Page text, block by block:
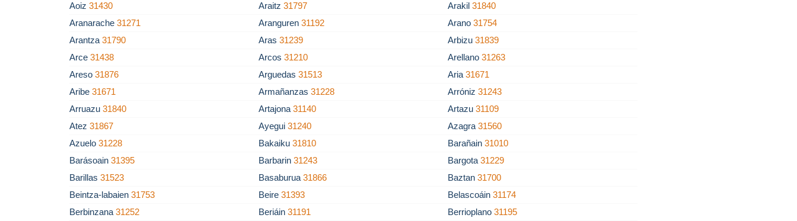
Aoiz 31430 Araitz31797 Arakil31840
Aranarache 31271 Aranguren31192 Arano31754
Arantza 31790 Aras31239 Arbizu31839
Arce 31438 Arcos31210 Arellano31263
Areso 31876 Arguedas31513 Aria31671
Aribe 31671 Armañanzas31228 Arróniz31243
Arruazu 31840 Artajona31140 Artazu31109
Atez 31867 Ayegui31240 Azagra31560
Azuelo 31228 Bakaiku31810 Barañain31010
Barásoain 31395 Barbarin31243 Bargota31229
Barillas 31523 Basaburua31866 Baztan31700
Beintza-labaien 31753 Beire31393 Belascoáin31174
Berbinzana 31252 Beriáin31191 Berrioplano31195